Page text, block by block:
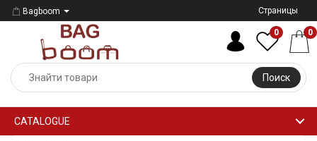
Bagboom Страницы
Поиск
0 0
CATALOGUE